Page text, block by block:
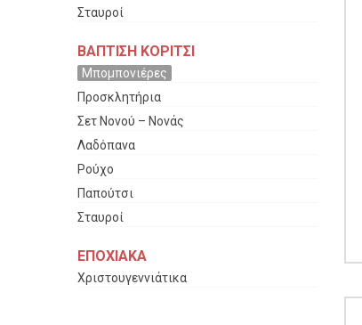
Σταυροί
ΒΑΠΤΙΣΗ ΚΟΡΙΤΣΙ
Μπομπονιέρες
Προσκλητήρια
Σετ Νονού – Νονάς
Λαδόπανα
Ρούχο
Παπούτσι
Σταυροί
ΕΠΟΧΙΑΚΑ
Χριστουγεννιάτικα